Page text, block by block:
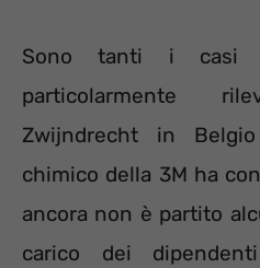
Sono tanti i casi
particolarmente
Zwijndrecht in
chimico della 3M ha
ancora non è partito
carico dei